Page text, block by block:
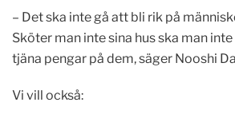
– Det ska inte gå att bli rik på
Sköter man inte sina hus ska man
tjäna pengar på dem, säger Nooshi
Vi vill också: